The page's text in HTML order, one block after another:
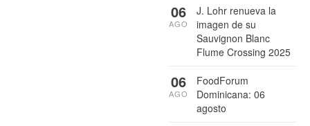
J. Lohr renueva la
imagen de su
Sauvignon Blanc
Flume Crossing 2025
06
AGO
FoodForum
Dominicana: 06
agosto
06
AGO